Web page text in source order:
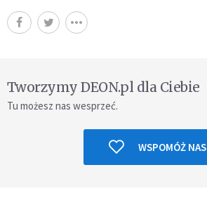
Tworzymy DEON.pl dla Ciebie
Tu możesz nas wesprzeć.
WSPOMÓŻ NAS